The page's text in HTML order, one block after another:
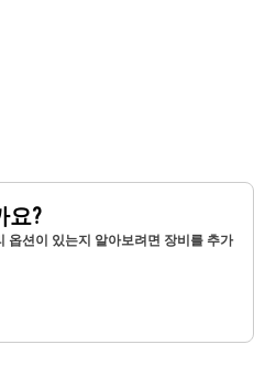
요?
옵션이 있는지 알아보려면 장비를 추가